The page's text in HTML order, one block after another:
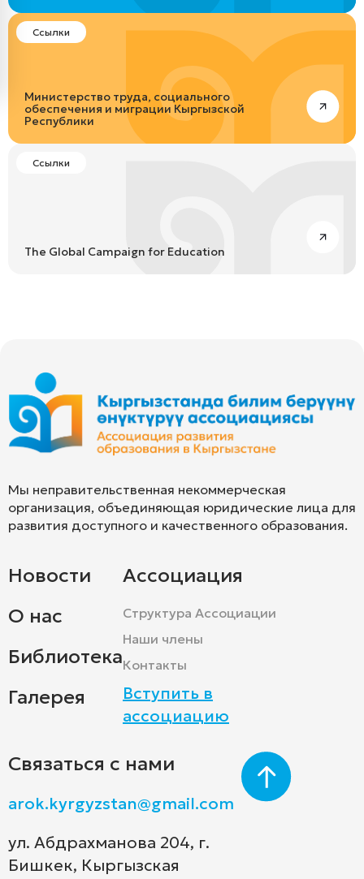
Ссылки
Министерство труда, социального
обеспечения и миграции Кыргызской
Республики
Ссылки
The Global Campaign for Education
Мы неправительственная некоммерческая
организация, объединяющая юридические лица для
развития доступного и качественного образования.
Новости
О нас
Библиотека
Галерея
Ассоциация
Структура Ассоциации
Наши члены
Контакты
Вступить в
ассоциацию
Связаться с нами
arok.kyrgyzstan@gmail.com
ул. Абдрахманова 204, г.
Бишкек, Кыргызская